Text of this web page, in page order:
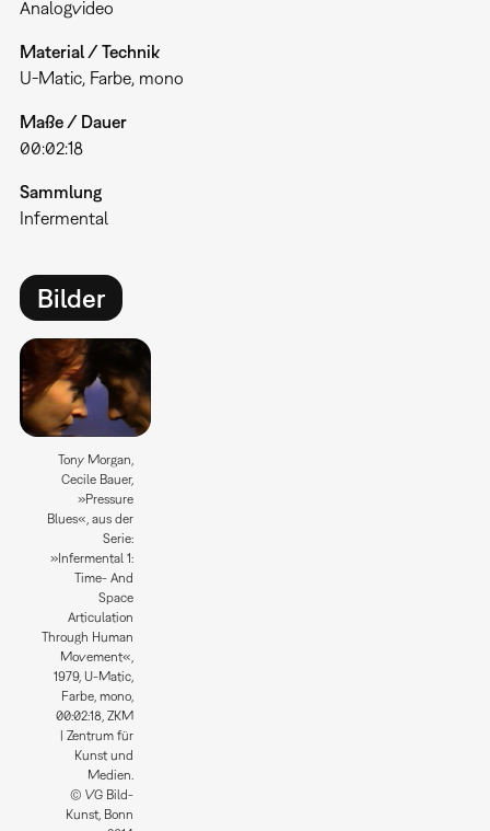
Analogvideo
Material / Technik
U-Matic, Farbe, mono
Maße / Dauer
00:02:18
Sammlung
Infermental
Bilder
Tony Morgan,
Cecile Bauer,
»Pressure
Blues«, aus der
Serie:
»Infermental 1:
Time- And
Space
Articulation
Through Human
Movement«,
1979, U-Matic,
Farbe, mono,
00:02:18, ZKM
| Zentrum für
Kunst und
Medien.
© VG Bild-
Kunst, Bonn